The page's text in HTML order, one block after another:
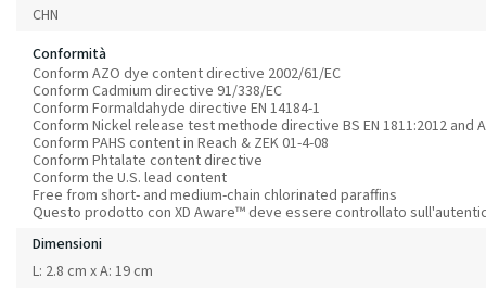
CHN
Conformità
Conform AZO dye content directive 2002/61/EC
Conform Cadmium directive 91/338/EC
Conform Formaldahyde directive EN 14184-1
Conform Nickel release test methode directive BS EN 1811:2012 and
Conform PAHS content in Reach & ZEK 01-4-08
Conform Phtalate content directive
Conform the U.S. lead content
Free from short- and medium-chain chlorinated paraffins
Questo prodotto con XD Aware™ deve essere controllato
Dimensioni
L: 2.8 cm x A: 19 cm